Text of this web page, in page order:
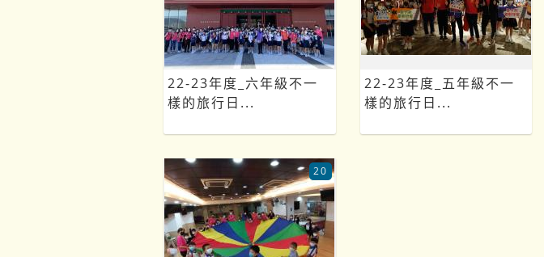
22-23年度_六年級不一
樣的旅行日...
22-23年度_五年級不一
樣的旅行日...
20